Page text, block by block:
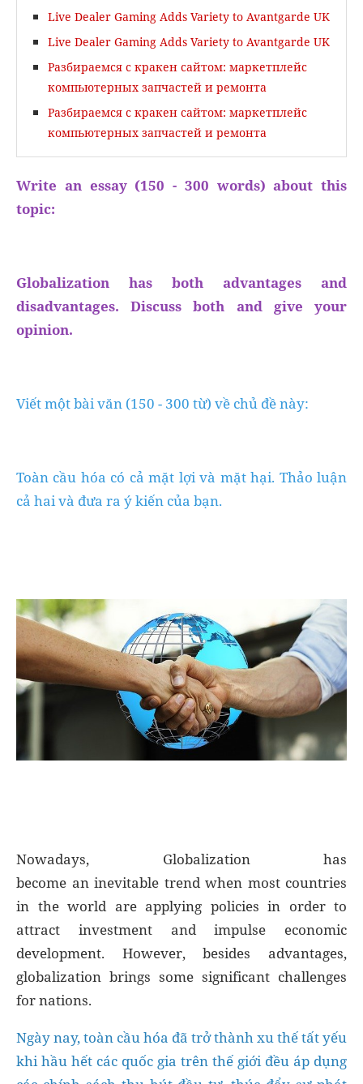
Live Dealer Gaming Adds Variety to Avantgarde UK
Live Dealer Gaming Adds Variety to Avantgarde UK
Разбираемся с кракен сайтом: маркетплейс
компьютерных запчастей и ремонта
Разбираемся с кракен сайтом: маркетплейс
компьютерных запчастей и ремонта
Write an essay (150 - 300 words) about this
topic:
Globalization has both advantages and
disadvantages. Discuss both and give your
opinion.
Viết một bài văn (150 - 300 từ) về chủ đề này:
Toàn cầu hóa có cả mặt lợi và mặt hại. Thảo luận
cả hai và đưa ra ý kiến ​​của bạn.
Nowadays, Globalization has
become an inevitable trend when most countries
in the world are applying policies in order to
attract investment and impulse economic
development. However, besides advantages,
globalization brings some significant challenges
for nations.
Ngày nay, toàn cầu hóa đã trở thành xu thế tất yếu
khi hầu hết các quốc gia trên thế giới đều áp dụng